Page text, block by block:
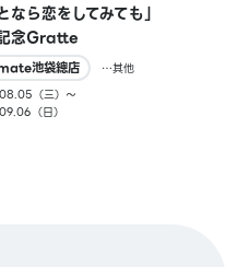
なら恋をしてみても」
念Gratte
池袋總店
…其他
（三）〜
（日）